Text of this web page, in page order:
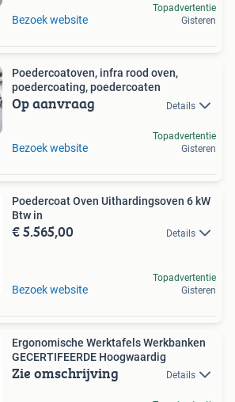
Bezoek website
Topadvertentie
Gisteren
Poedercoatoven, infra rood oven,
poedercoating, poedercoaten
Op aanvraag Details
Bezoek website
Topadvertentie
Gisteren
Poedercoat Oven Uithardingsoven 6 kW
Btw in
€ 5.565,00 Details
Bezoek website
Topadvertentie
Gisteren
Ergonomische Werktafels Werkbanken
GECERTIFEERDE Hoogwaardig
Zie omschrijving Details